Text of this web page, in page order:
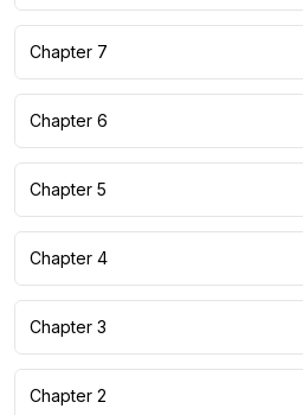
Chapter 7
Chapter 6
Chapter 5
Chapter 4
Chapter 3
Chapter 2